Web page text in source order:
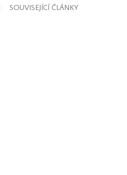
SOUVISEJÍCÍ ČLÁNKY